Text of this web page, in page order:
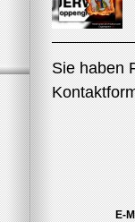
Sie haben
E-